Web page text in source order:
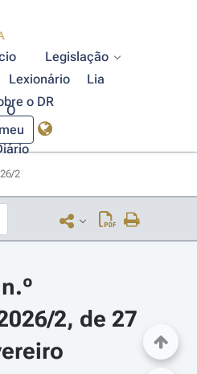
Legislação
Lexionário
Lia
o DR
O
meu
2
2, de 27